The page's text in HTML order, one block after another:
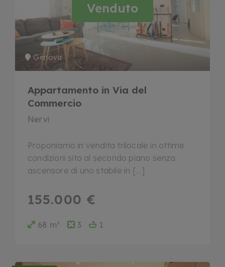
Venduto
Genova
Appartamento in Via del
Commercio
Nervi
Proponiamo in vendita trilocale in ottime
condizioni sito al secondo piano senza
ascensore di uno stabile in […]
155.000 €
68 m² 3 1